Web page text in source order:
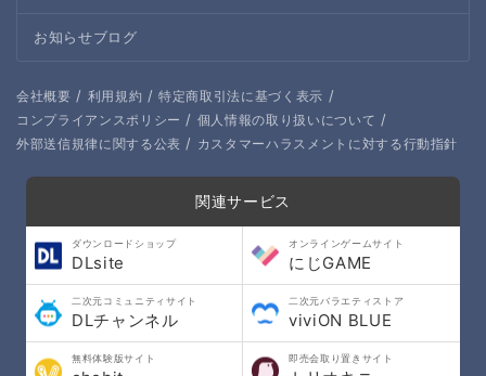
お知らせブログ
会社概要 / 利用規約 / 特定商取引法に基づく表示 /
コンプライアンスポリシー / 個人情報の取り扱いについて /
外部送信規律に関する公表 / カスタマーハラスメントに対する行動指針
関連サービス
ダウンロードショップ
DLsite
オンラインゲームサイト
にじGAME
二次元コミュニティサイト
DLチャンネル
二次元バラエティストア
viviON BLUE
無料体験版サイト 即売会取り置きサイト